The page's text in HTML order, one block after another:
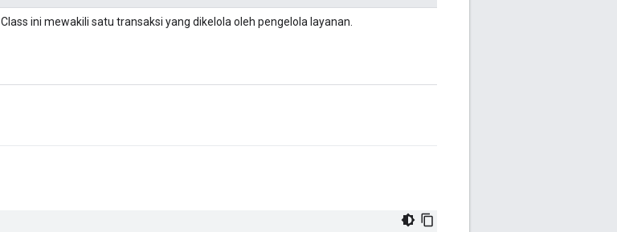
Class ini mewakili satu transaksi yang dikelola oleh pengelola layanan.